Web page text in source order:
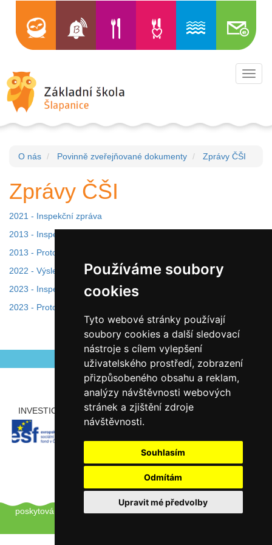
Používáme soubory
cookies
Tyto webové stránky používají
soubory cookies a další sledovací
nástroje s cílem vylepšení
uživatelského prostředí, zobrazení
přizpůsobeného obsahu a reklam,
analýzy návštěvnosti webových
stránek a zjištění zdroje
návštěvnosti.
Souhlasím
Odmítám
Upravit mé předvolby
O nás Povinně zveřejňované dokumenty Zprávy ČŠI
Zprávy ČŠI
2021 - Inspekční zpráva
2013 - Inspekční zpráva
2013 - Protokol o kontrole
2022 - Výsledek šetření stížnosti - alkohol
2023 - Inspekční zpráva
2023 - Protokol o kontrole
Autor Antonín Šerý
INVESTICE ROZVOJE DO VZDĚLÁVÁNÍ
Copyright © 2012 - 2026 ZŠ Šlapanice, Tento web používá k
poskytování služeb a analýze návštěvnosti soubory cookie.